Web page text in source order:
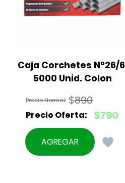
Caja Corchetes N°26/6
5000 Unid. Colon
$890
El
precio
original
$790
El
precio
actual
AGREGAR